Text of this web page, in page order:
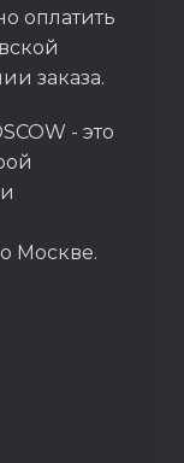
оплатить
заказа.
- это
Москве.